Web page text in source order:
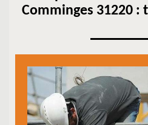
Comminges 31220 :